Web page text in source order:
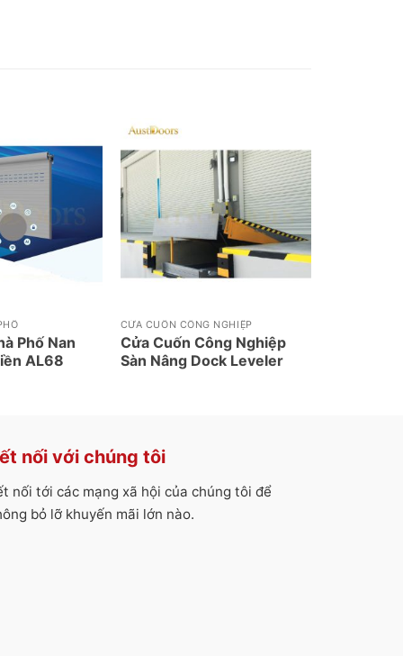
Phố Nan
AL68
CỬA CUỐN CÔNG NGHIỆP
Cửa Cuốn Công Nghiệp
Sàn Nâng Dock Leveler
nối với chúng tôi
nối tới các mạng xã hội của chúng tôi để
bỏ lỡ khuyến mãi lớn nào.